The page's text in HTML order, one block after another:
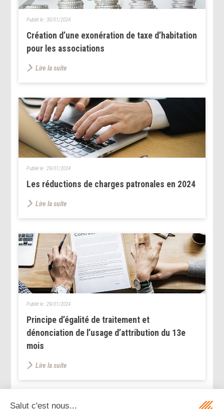
Création d’une exonération de taxe d’habitation
pour les associations
Publié le :30/01/2024
Lire la suite
Les réductions de charges patronales en 2024
Publié le : 29/01/2024
Lire la suite
Principe d’égalité de traitement et
dénonciation de l’usage d’attribution du 13e
mois
Publié le : 29/01/2024
Lire la suite
<< < ... 157